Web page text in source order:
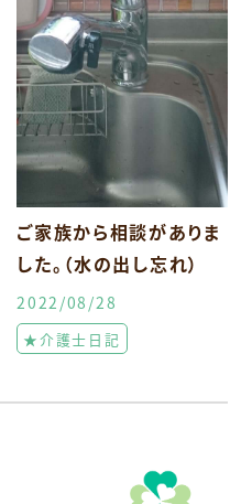
ご家族から相談がありま
した。（水の出し忘れ）
2022/08/28
★介護士日記